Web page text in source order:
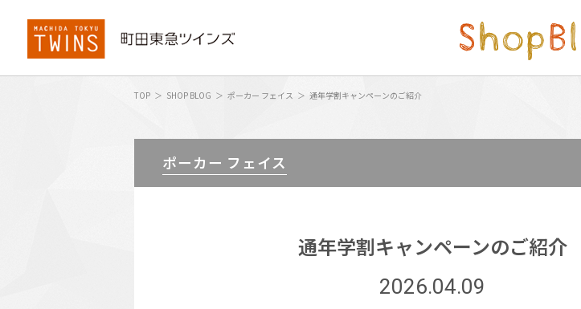
TOP SHOP BLOG ポーカー フェイス 通年学割キャンペーンのご紹介
ポーカー フェイス
通年学割キャンペーンのご紹介
2026.04.09